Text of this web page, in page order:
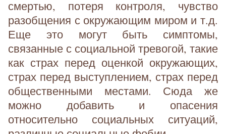
смертью, потеря контроля, чувство
разобщения с окружающим миром и т.д.
Еще это могут быть симптомы,
связанные с социальной тревогой, такие
как страх перед оценкой окружающих,
страх перед выступлением, страх перед
общественными местами. Сюда же
можно добавить и опасения
относительно социальных ситуаций,